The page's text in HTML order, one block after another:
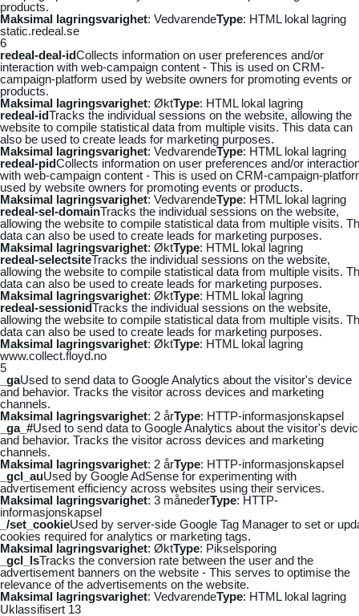
products.
Maksimal lagringsvarighet: VedvarendeType: HTML lokal lagring
static.redeal.se
6
redeal-deal-idCollects information on user preferences and/or
interaction with web-campaign content - This is used on CRM-
campaign-platform used by website owners for promoting events or
products.
Maksimal lagringsvarighet: ØktType: HTML lokal lagring
redeal-idTracks the individual sessions on the website, allowing the
website to compile statistical data from multiple visits. This data can
also be used to create leads for marketing purposes.
Maksimal lagringsvarighet: VedvarendeType: HTML lokal lagring
redeal-pidCollects information on user preferences and/or
with web-campaign content - This is used on CRM-campaign-
used by website owners for promoting events or products.
Maksimal lagringsvarighet: VedvarendeType: HTML lokal lagring
redeal-sel-domainTracks the individual sessions on the website,
allowing the website to compile statistical data from multiple visits.
data can also be used to create leads for marketing purposes.
Maksimal lagringsvarighet: ØktType: HTML lokal lagring
redeal-selectsiteTracks the individual sessions on the website,
allowing the website to compile statistical data from multiple visits.
data can also be used to create leads for marketing purposes.
Maksimal lagringsvarighet: ØktType: HTML lokal lagring
redeal-sessionidTracks the individual sessions on the website,
allowing the website to compile statistical data from multiple visits.
data can also be used to create leads for marketing purposes.
Maksimal lagringsvarighet: ØktType: HTML lokal lagring
www.collect.floyd.no
5
_gaUsed to send data to Google Analytics about the visitor's device
and behavior. Tracks the visitor across devices and marketing
channels.
Maksimal lagringsvarighet: 2 årType: HTTP-informasjonskapsel
_ga_#Used to send data to Google Analytics about the visitor's
and behavior. Tracks the visitor across devices and marketing
channels.
Maksimal lagringsvarighet: 2 årType: HTTP-informasjonskapsel
_gcl_auUsed by Google AdSense for experimenting with
advertisement efficiency across websites using their services.
Maksimal lagringsvarighet: 3 månederType: HTTP-
informasjonskapsel
_/set_cookieUsed by server-side Google Tag Manager to set or
cookies required for analytics or marketing tags.
Maksimal lagringsvarighet: ØktType: Pikselsporing
_gcl_lsTracks the conversion rate between the user and the
advertisement banners on the website - This serves to optimise the
relevance of the advertisements on the website.
Maksimal lagringsvarighet: VedvarendeType: HTML lokal lagring
Uklassifisert 13